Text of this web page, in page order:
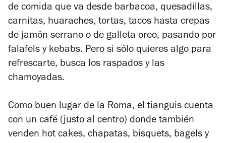
de comida que va desde barbacoa, quesadillas,
carnitas, huaraches, tortas, tacos hasta crepas
de jamón serrano o de galleta oreo, pasando por
falafels y kebabs. Pero si sólo quieres algo para
refrescarte, busca los raspados y las
chamoyadas.
Como buen lugar de la Roma, el tianguis cuenta
con un café (justo al centro) donde también
venden hot cakes, chapatas, bisquets, bagels y